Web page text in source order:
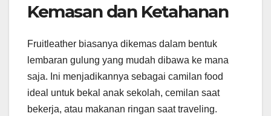
Kemasan dan Ketahanan
Fruitleather biasanya dikemas dalam bentuk
lembaran gulung yang mudah dibawa ke mana
saja. Ini menjadikannya sebagai camilan food
ideal untuk bekal anak sekolah, cemilan saat
bekerja, atau makanan ringan saat traveling.